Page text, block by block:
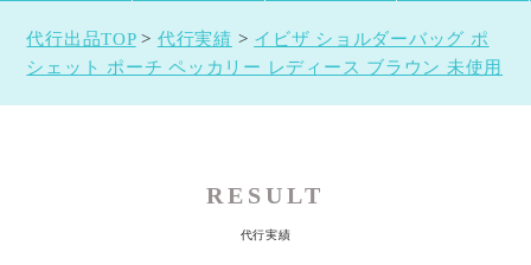
代行出品TOP> 代行実績 > イビザ ショルダーバッグ ポ
シェット ポーチ ペッカリー レディース ブラウン 未使用
RESULT
代行実績